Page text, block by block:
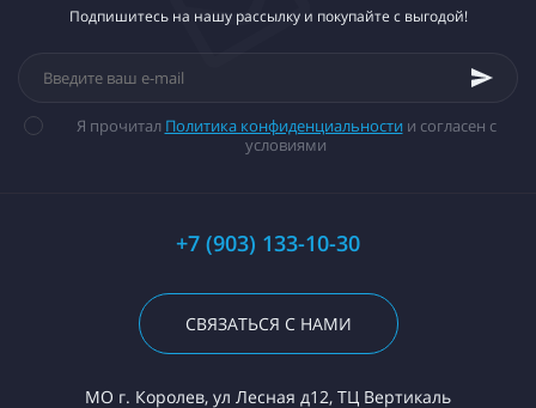
Подпишитесь на нашу рассылку и покупайте с выгодой!
Я прочитал Политика конфиденциальности и согласен с
условиями
+7 (903) 133-10-30
СВЯЗАТЬСЯ С НАМИ
МО г. Королев, ул Лесная д12, ТЦ Вертикаль